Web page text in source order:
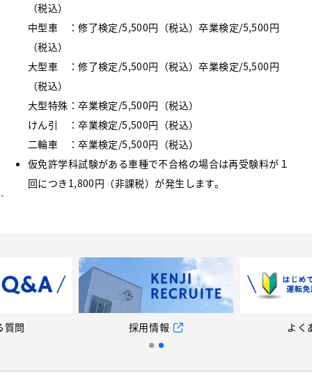
（税込）
中型車 ：修了検定/5,500円（税込）卒業検定/5,500円
（税込）
大型車 ：修了検定/5,500円（税込）卒業検定/5,500円
（税込）
大型特殊：卒業検定/5,500円（税込）
けん引 ：卒業検定/5,500円（税込）
二輪車 ：卒業検定/5,500円（税込）
仮免許学科試験がある車種で不合格の場合は再受験料が１
回につき1,800円（非課税）が発生します。
`
質問 採用情報 よく